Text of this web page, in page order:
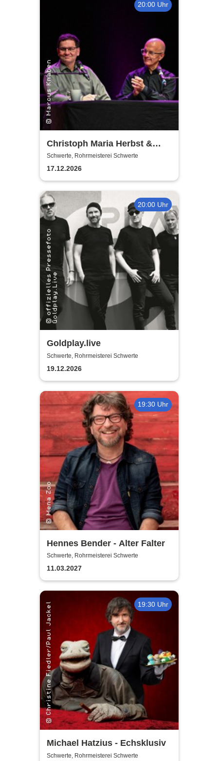
20:00 Uhr
Christoph Maria Herbst &
Moritz Netenjakob - Das
ernsthafte Bemühen um
Albernheit
Schwerte, Rohrmeisterei Schwerte
17.12.2026
20:00 Uhr
Goldplay.live
Schwerte, Rohrmeisterei Schwerte
19.12.2026
19:30 Uhr
Hennes Bender - Alter Falter
Schwerte, Rohrmeisterei Schwerte
11.03.2027
19:30 Uhr
Michael Hatzius - Echsklusiv
Schwerte, Rohrmeisterei Schwerte